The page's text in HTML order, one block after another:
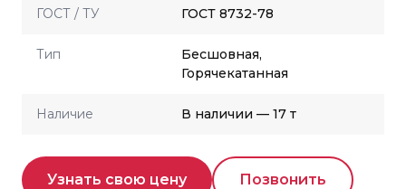
ГОСТ / ТУ ГОСТ 8732-78
Тип
Бесшовная,
Горячекатанная
Наличие В наличии — 17 т
Узнать свою цену Позвонить